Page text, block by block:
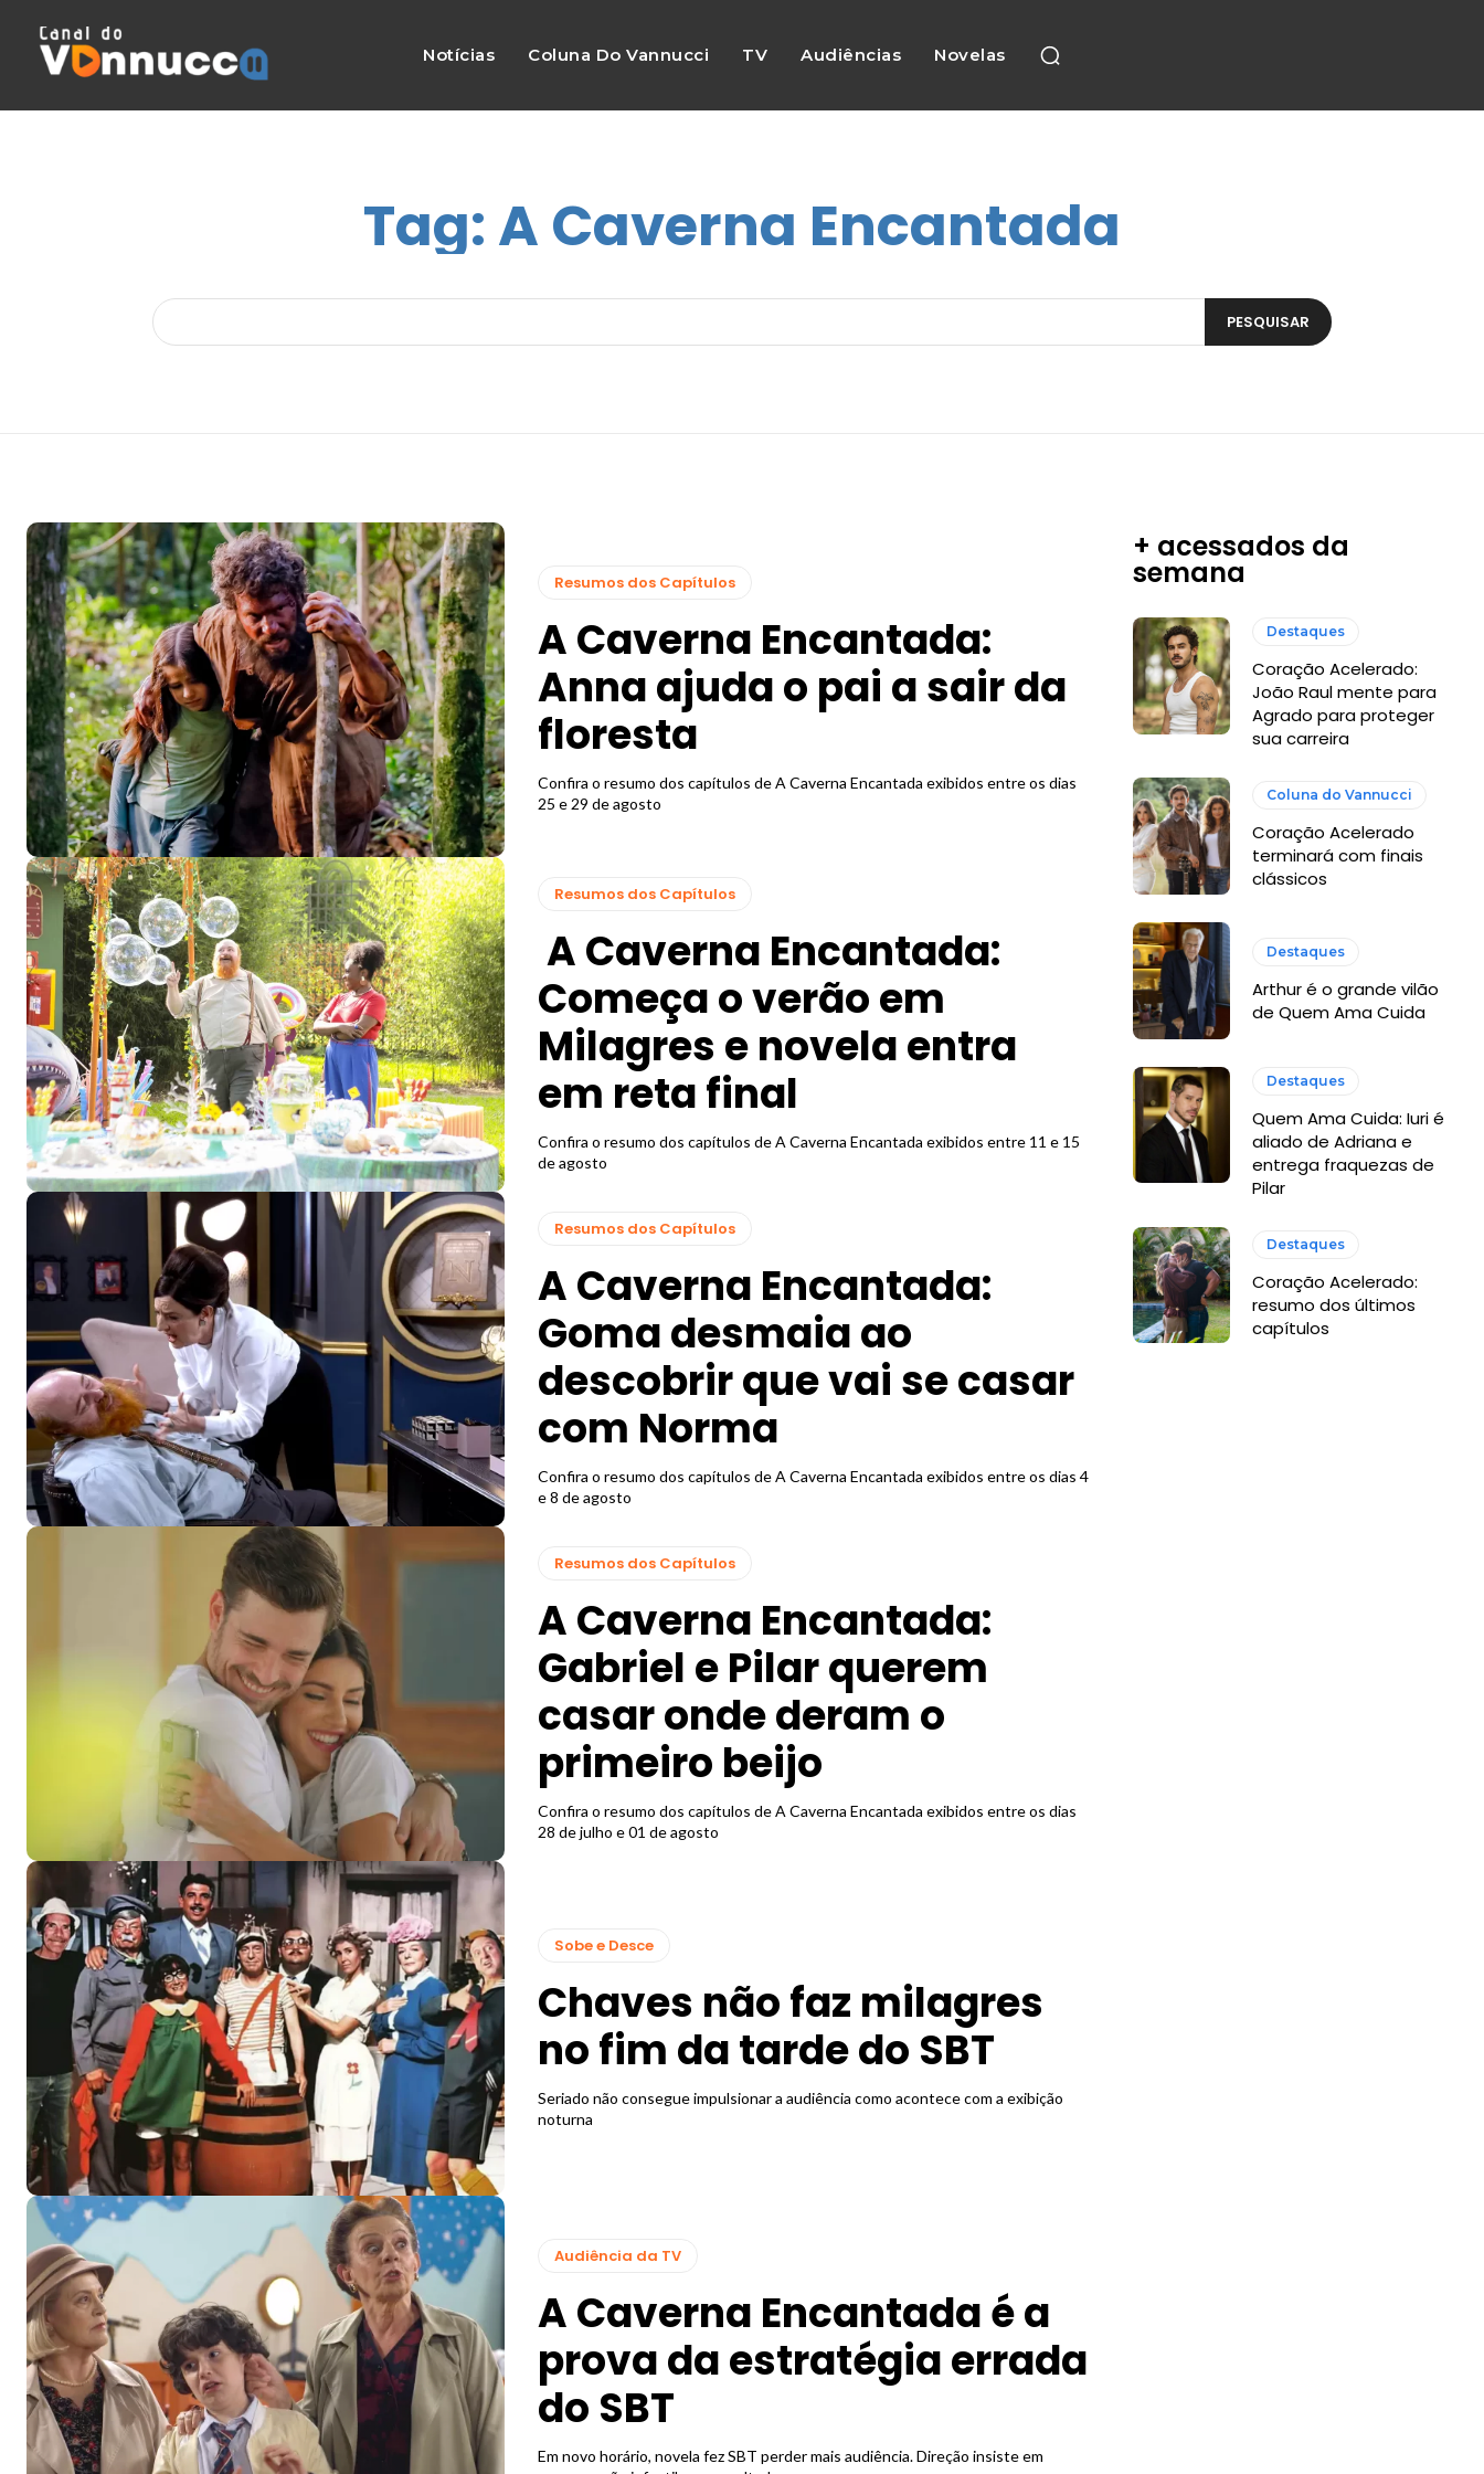
Notícias Coluna Do Vannucci TV Audiências Novelas
Tag: A Caverna Encantada
PESQUISAR
Resumos dos Capítulos
A Caverna Encantada:
Anna ajuda o pai a sair da
floresta
Confira o resumo dos capítulos de A Caverna Encantada exibidos entre os dias
25 e 29 de agosto
Resumos dos Capítulos
A Caverna Encantada:
Começa o verão em
Milagres e novela entra
em reta final
Confira o resumo dos capítulos de A Caverna Encantada exibidos entre 11 e 15
de agosto
Resumos dos Capítulos
A Caverna Encantada:
Goma desmaia ao
descobrir que vai se casar
com Norma
Confira o resumo dos capítulos de A Caverna Encantada exibidos entre os dias 4
e 8 de agosto
Resumos dos Capítulos
A Caverna Encantada:
Gabriel e Pilar querem
casar onde deram o
primeiro beijo
Confira o resumo dos capítulos de A Caverna Encantada exibidos entre os dias
28 de julho e 01 de agosto
Sobe e Desce
Chaves não faz milagres
no fim da tarde do SBT
Seriado não consegue impulsionar a audiência como acontece com a exibição
noturna
Audiência da TV
A Caverna Encantada é a
prova da estratégia errada
do SBT
Em novo horário, novela fez SBT perder mais audiência. Direção insiste em
+ acessados da
semana
Destaques
Coração Acelerado:
João Raul mente para
Agrado para proteger
sua carreira
Coluna do Vannucci
Coração Acelerado
terminará com finais
clássicos
Destaques
Arthur é o grande vilão
de Quem Ama Cuida
Destaques
Quem Ama Cuida: Iuri é
aliado de Adriana e
entrega fraquezas de
Pilar
Destaques
Coração Acelerado:
resumo dos últimos
capítulos